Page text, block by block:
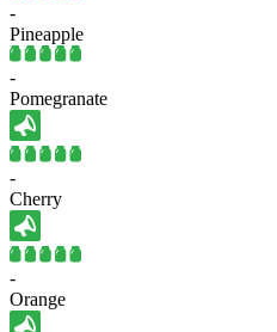
-
Pineapple
-
Pomegranate
-
Cherry
-
Orange